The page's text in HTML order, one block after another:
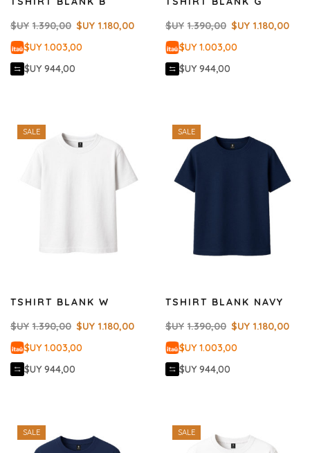
$UY 1.390,00 $UY 1.180,00
$UY 1.003,00
$UY 944,00
$UY 1.390,00 $UY 1.180,00
$UY 1.003,00
$UY 944,00
SALE
TSHIRT BLANK W
$UY 1.390,00 $UY 1.180,00
$UY 1.003,00
$UY 944,00
SALE
TSHIRT BLANK NAVY
$UY 1.390,00 $UY 1.180,00
$UY 1.003,00
$UY 944,00
SALE SALE